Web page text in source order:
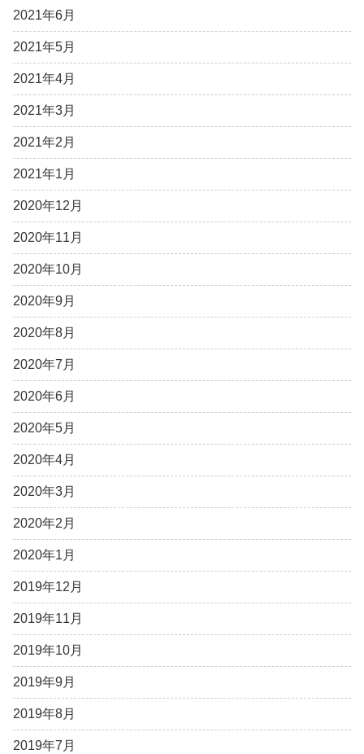
2021年6月
2021年5月
2021年4月
2021年3月
2021年2月
2021年1月
2020年12月
2020年11月
2020年10月
2020年9月
2020年8月
2020年7月
2020年6月
2020年5月
2020年4月
2020年3月
2020年2月
2020年1月
2019年12月
2019年11月
2019年10月
2019年9月
2019年8月
2019年7月